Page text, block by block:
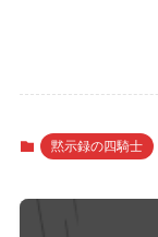
黙示録の四騎士